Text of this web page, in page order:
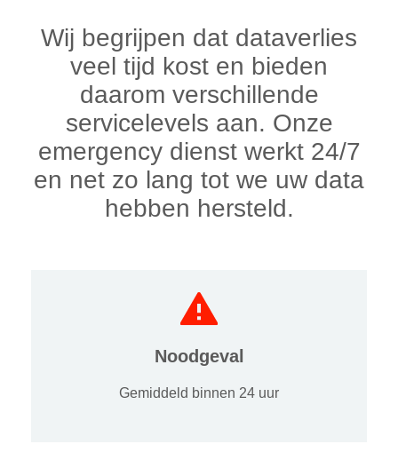
Wij begrijpen dat dataverlies
veel tijd kost en bieden
daarom verschillende
servicelevels aan. Onze
emergency dienst werkt 24/7
en net zo lang tot we uw data
hebben hersteld.
Noodgeval
Gemiddeld binnen 24 uur